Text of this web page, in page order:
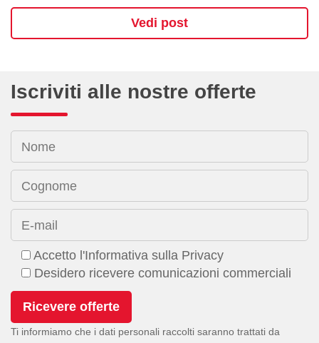
Vedi post
Iscriviti alle nostre offerte
Nome
Cognome
E-mail
Accetto l'Informativa sulla Privacy
Desidero ricevere comunicazioni commerciali
Ti informiamo che i dati personali raccolti saranno trattati da